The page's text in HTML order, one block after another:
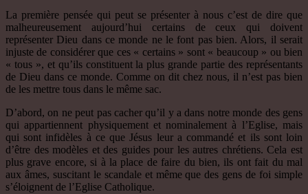
La première pensée qui peut se présenter à nous c’est de dire que
malheureusement aujourd’hui certains de ceux qui doivent
représenter Dieu dans ce monde ne le font pas bien. Alors, il serait
injuste de considérer que ces « certains » sont « beaucoup » ou bien
« tous », et qu’ils constituent la plus grande partie des représentants
de Dieu dans ce monde. Comme on dit chez nous, il n’est pas bien
de les mettre tous dans le même sac.
D’abord, on ne peut pas cacher qu’il y a dans notre monde des gens
qui appartiennent physiquement et nominalement à l’Eglise, mais
qui sont infidèles à ce que Jésus leur a commandé et ils sont loin
d’être des modèles et des guides pour les autres chrétiens. Cela est
plus grave encore, si à la place de faire du bien, ils ont fait du mal
aux âmes, suscitant le scandale et même que des gens de foi simple
s’éloignent de l’Eglise Catholique.